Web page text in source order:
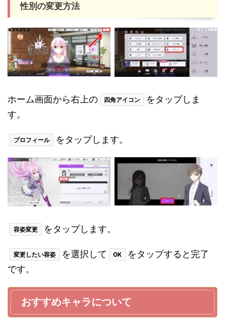
性別の変更方法
ホーム画面から右上の 四角アイコン
をタップしま
す。
プロフィール をタップします。
容姿変更 をタップします。
変更したい容姿 を選択して OK
をタップすると完了
です。
おすすめキャラについて